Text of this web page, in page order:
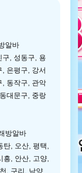
알바
구, 성동구, 용
은평구, 강서
, 동작구, 관악
대문구, 중랑
방알바
, 오산, 평택,
흥, 안산, 고양,
, 구리, 남양